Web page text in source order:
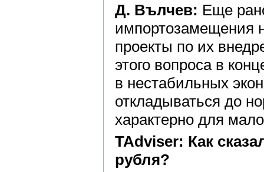
Д. Вълчев: Еще
импортозамещения
проекты по их
этого вопроса в
в нестабильных
откладываться до
характерно для
TAdviser: Как
рубля?